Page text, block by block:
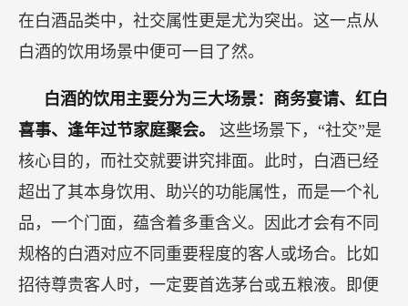
在白酒品类中，社交属性更是尤为突出。这一点从
白酒的饮用场景中便可一目了然。
白酒的饮用主要分为三大场景：商务宴请、红白
喜事、逢年过节家庭聚会。 这些场景下，“社交”是
核心目的，而社交就要讲究排面。此时，白酒已经
超出了其本身饮用、助兴的功能属性，而是一个礼
品，一个门面，蕴含着多重含义。因此才会有不同
规格的白酒对应不同重要程度的客人或场合。比如
招待尊贵客人时，一定要首选茅台或五粮液。即便